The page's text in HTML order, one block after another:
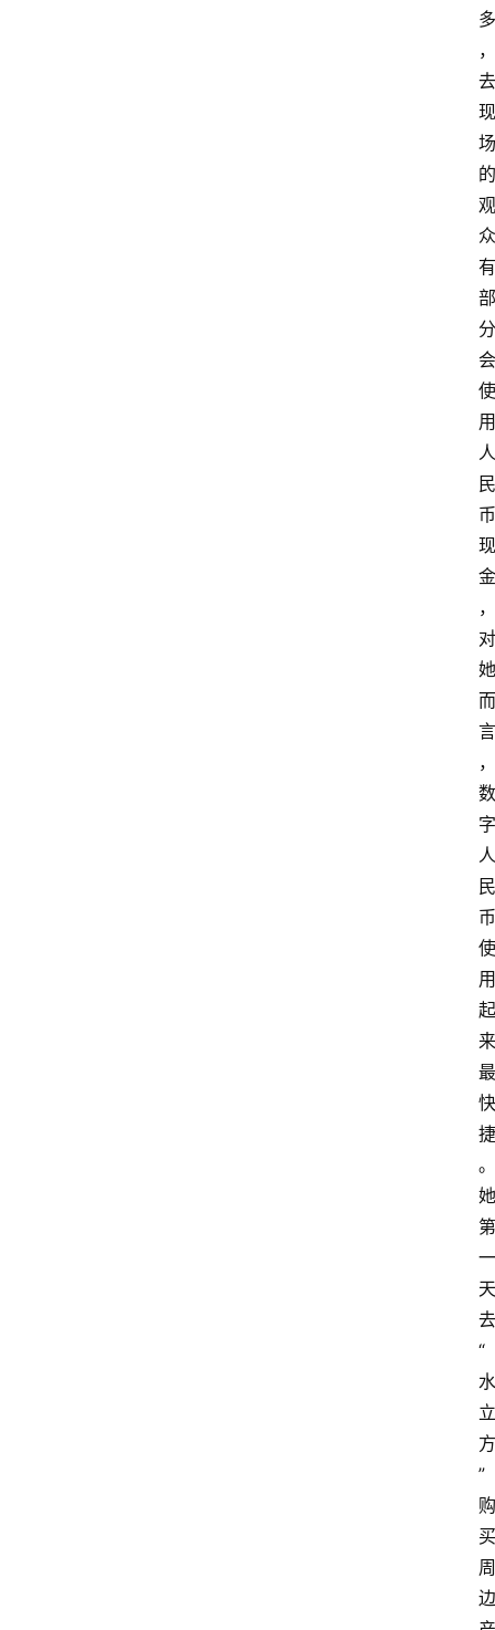
多
，
去
现
场
的
观
众
有
部
分
会
使
用
人
民
币
现
金
，
对
她
而
言
，
数
字
人
民
币
使
用
起
来
最
快
捷
。
她
第
一
天
去
“
水
立
方
”
购
买
周
边